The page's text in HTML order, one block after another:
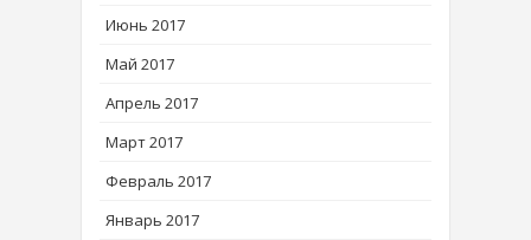
Июнь 2017
Май 2017
Апрель 2017
Март 2017
Февраль 2017
Январь 2017